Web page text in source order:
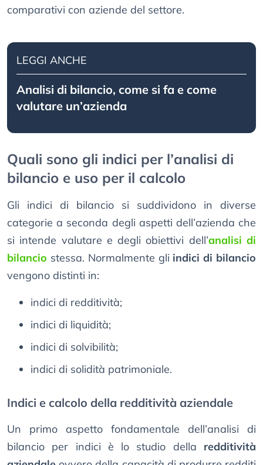
comparativi con aziende del settore.
LEGGI ANCHE
Analisi di bilancio, come si fa e come
valutare un’azienda
Quali sono gli indici per l’analisi di
bilancio e uso per il calcolo
Gli indici di bilancio si suddividono in diverse
categorie a seconda degli aspetti dell’azienda che
si intende valutare e degli obiettivi dell’analisi di
bilancio stessa. Normalmente gli indici di bilancio
vengono distinti in:
indici di redditività;
indici di liquidità;
indici di solvibilità;
indici di solidità patrimoniale.
Indici e calcolo della redditività aziendale
Un primo aspetto fondamentale dell’analisi di
bilancio per indici è lo studio della redditività